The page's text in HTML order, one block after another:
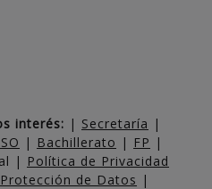
interés: | Secretaría |
| Bachillerato | FP |
| Política de Privacidad
Protección de Datos |